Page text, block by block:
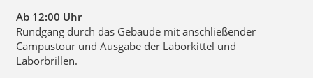
Ab 12:00 Uhr
Rundgang durch das Gebäude mit anschließender
Campustour und Ausgabe der Laborkittel und
Laborbrillen.